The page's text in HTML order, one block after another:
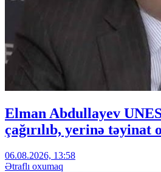
Elman Abdullayev
çağırılıb, yerinə təyinat
06.08.2026, 13:58
Ətraflı oxumaq